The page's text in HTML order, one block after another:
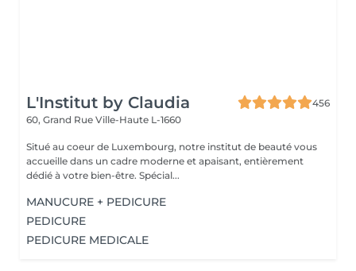
L'Institut by Claudia
456
60, Grand Rue Ville-Haute L-1660
Situé au coeur de Luxembourg, notre institut de beauté vous
accueille dans un cadre moderne et apaisant, entièrement
dédié à votre bien-être. Spécial...
MANUCURE + PEDICURE
PEDICURE
PEDICURE MEDICALE